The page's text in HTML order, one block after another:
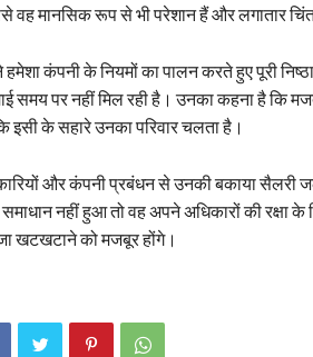
वह मानसिक रूप से भी परेशान हैं और लगातार
कंपनी के नियमों का पालन करते हुए पूरी
समय पर नहीं मिल रही है। उनका कहना है कि
इसी के सहारे उनका परिवार चलता है।
और कंपनी प्रबंधन से उनकी बकाया सैलरी
नहीं हुआ तो वह अपने अधिकारों की रक्षा के
खटखटाने को मजबूर होंगे।